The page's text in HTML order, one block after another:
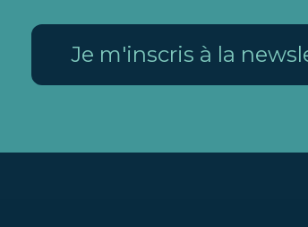
Je m'inscris à la